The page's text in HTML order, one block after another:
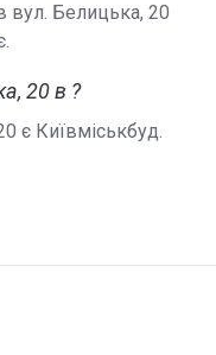
Белицька, 20
20 в ?
є Київміськбуд.